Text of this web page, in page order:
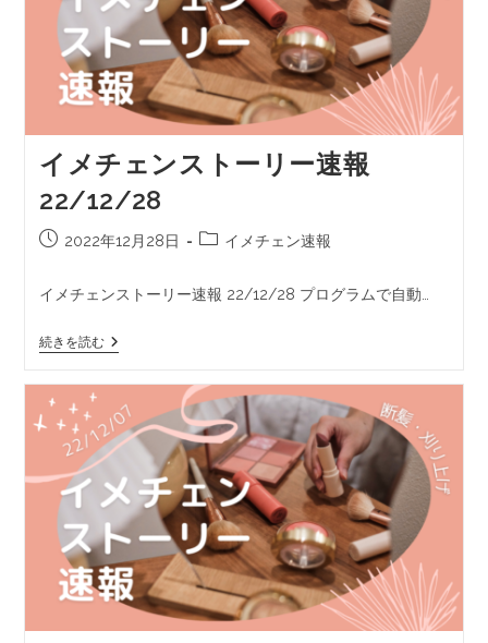
イメチェンストーリー速報
22/12/28
2022年12月28日 イメチェン速報
イメチェンストーリー速報 22/12/28 プログラムで自動…
続きを読む